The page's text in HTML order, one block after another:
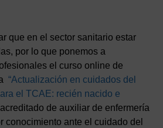
que en el sector sanitario estar
por lo que ponemos a
el curso online de
“Actualización en cuidados del
el TCAE: recién nacido e
de auxiliar de enfermería
conocimiento ante el cuidado del